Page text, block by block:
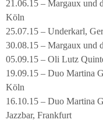
21.06.15 – Margaux und
Köln
25.07.15 – Underkarl,
30.08.15 – Margaux und
05.09.15 – Oli Lutz
19.09.15 – Duo Martina
Köln
16.10.15 – Duo Martina
Jazzbar, Frankfurt